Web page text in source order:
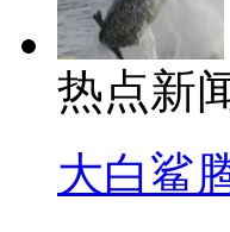
热点新
大白鲨